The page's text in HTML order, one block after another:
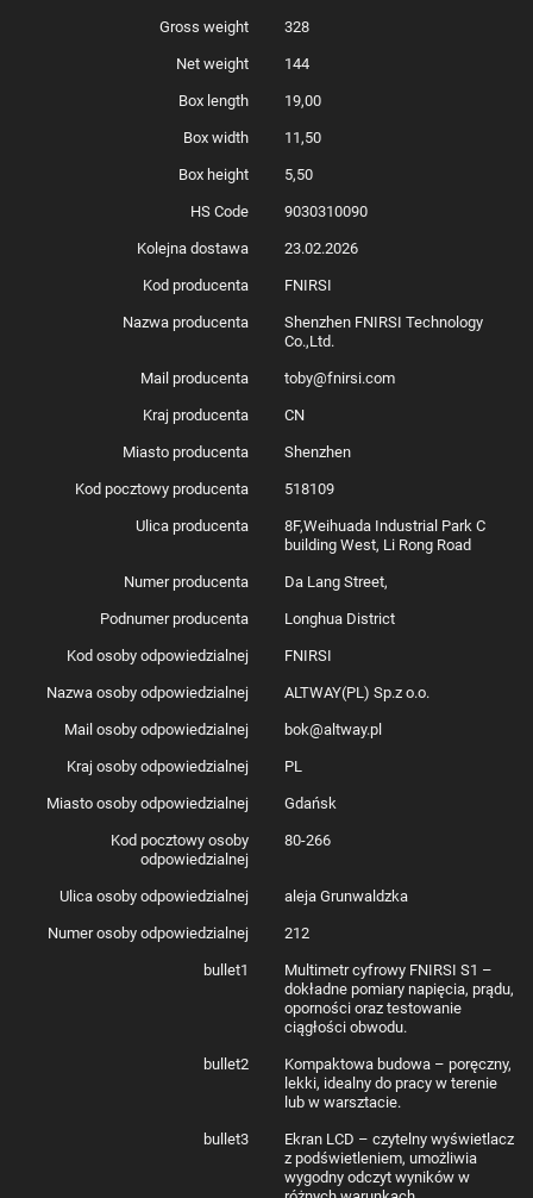
Gross weight 328
Net weight 144
Box length 19,00
Box width 11,50
Box height 5,50
HS Code 9030310090
Kolejna dostawa 23.02.2026
Kod producenta FNIRSI
Nazwa producenta
Shenzhen FNIRSI Technology
Co.,Ltd.
Mail producenta toby@fnirsi.com
Kraj producenta CN
Miasto producenta Shenzhen
Kod pocztowy producenta 518109
Ulica producenta
8F,Weihuada Industrial Park C
building West, Li Rong Road
Numer producenta Da Lang Street,
Podnumer producenta Longhua District
Kod osoby odpowiedzialnej FNIRSI
Nazwa osoby odpowiedzialnej ALTWAY(PL) Sp.z o.o.
Mail osoby odpowiedzialnej bok@altway.pl
Kraj osoby odpowiedzialnej PL
Miasto osoby odpowiedzialnej Gdańsk
Kod pocztowy osoby
odpowiedzialnej
80-266
Ulica osoby odpowiedzialnej aleja Grunwaldzka
Numer osoby odpowiedzialnej 212
bullet1
Multimetr cyfrowy FNIRSI S1 –
dokładne pomiary napięcia, prądu,
oporności oraz testowanie
ciągłości obwodu.
bullet2
Kompaktowa budowa – poręczny,
lekki, idealny do pracy w terenie
lub w warsztacie.
bullet3
Ekran LCD – czytelny wyświetlacz
z podświetleniem, umożliwia
wygodny odczyt wyników w